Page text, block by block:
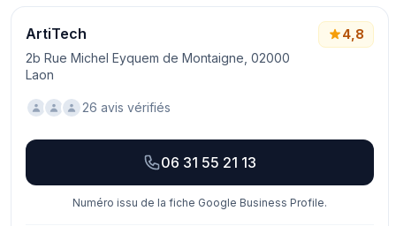
ArtiTech
2b Rue Michel Eyquem de Montaigne, 02000
Laon
4,8
26 avis vérifiés
06 31 55 21 13
Numéro issu de la fiche Google Business Profile.